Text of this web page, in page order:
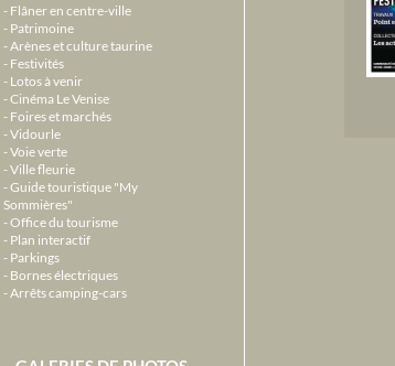
Flâner en centre-ville
Patrimoine
Arènes et culture taurine
Festivités
Lotos à venir
Cinéma Le Venise
Foires et marchés
Vidourle
Voie verte
Ville fleurie
Guide touristique "My
Sommières"
Office du tourisme
Plan interactif
Parkings
Bornes électriques
Arrêts camping-cars